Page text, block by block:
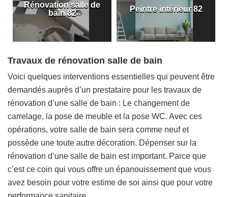
Rénovation salle de
bain 82
Peintre intérieur 82
Travaux de rénovation salle de bain
Voici quelques interventions essentielles qui peuvent être
demandés auprès d’un prestataire pour les travaux de
rénovation d’une salle de bain : Le changement de
carrelage, la pose de meuble et la pose WC. Avec ces
opérations, votre salle de bain sera comme neuf et
possède une toute autre décoration. Dépenser sur la
rénovation d’une salle de bain est important. Parce que
c’est ce coin qui vous offre un épanouissement que vous
avez besoin pour votre estime de soi ainsi que pour votre